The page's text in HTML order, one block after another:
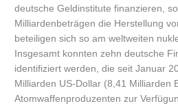
deutsche Geldinstitute finanzieren,
Milliardenbeträgen die Herstellung
beteiligen sich so am weltweiten
Insgesamt konnten zehn deutsche
identifiziert werden, die seit Januar
Milliarden US-Dollar (8,41 Milliarden
Atomwaffenproduzenten zur